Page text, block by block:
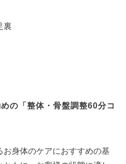
裏
の「整体・骨盤調整60分コ
身体のケアにおすすめの基